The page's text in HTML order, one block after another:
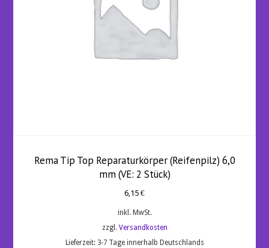
Rema Tip Top Reparaturkörper (Reifenpilz) 6,0
mm (VE: 2 Stück)
6,15 €
inkl. MwSt.
zzgl. Versandkosten
Lieferzeit: 3-7 Tage innerhalb Deutschlands